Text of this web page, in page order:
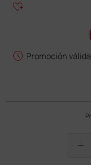
heart_plus
schedule Promoción
add